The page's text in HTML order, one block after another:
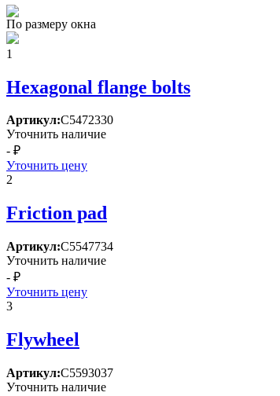
По размеру окна
1
Hexagonal flange bolts
Артикул:C5472330
Уточнить наличие
- ₽
Уточнить цену
2
Friction pad
Артикул:C5547734
Уточнить наличие
- ₽
Уточнить цену
3
Flywheel
Артикул:C5593037
Уточнить наличие